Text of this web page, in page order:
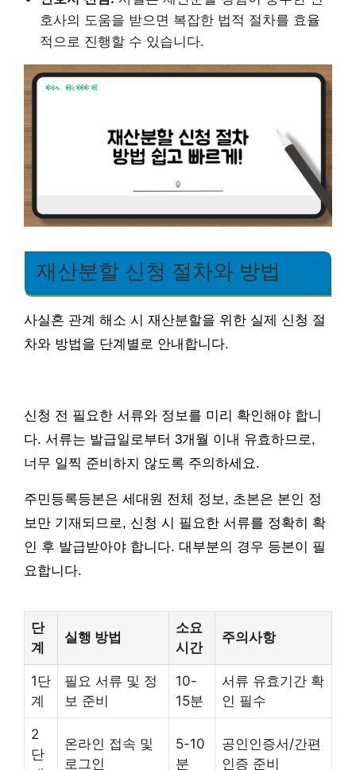
호사의 도움을 받으면 복잡한 법적 절차를 효율
적으로 진행할 수 있습니다.
재산분할 신청 절차와 방법
사실혼 관계 해소 시 재산분할을 위한 실제 신청 절
차와 방법을 단계별로 안내합니다.
신청 전 필요한 서류와 정보를 미리 확인해야 합니
다. 서류는 발급일로부터 3개월 이내 유효하므로,
너무 일찍 준비하지 않도록 주의하세요.
주민등록등본은 세대원 전체 정보, 초본은 본인 정
보만 기재되므로, 신청 시 필요한 서류를 정확히 확
인 후 발급받아야 합니다. 대부분의 경우 등본이 필
요합니다.
단
계
실행 방법
소요
시간
주의사항
1단
계
필요 서류 및 정
보 준비
10-
15분
서류 유효기간 확
인 필수
2
단
온라인 접속 및
로그인
5-10
분
공인인증서/간편
인증 준비